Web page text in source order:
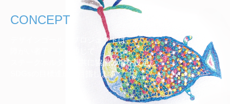
CONCEPT
デザインゴールズプロジェクトは、
ステークホルダーと共に協働の場を設定し、
SDGsの目標達成を目指します。